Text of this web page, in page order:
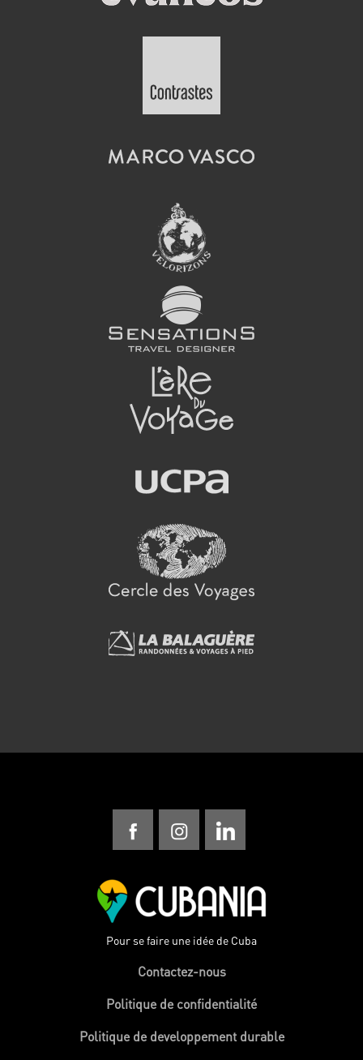
Pour se faire une idée de Cuba
Contactez-nous
Politique de confidentialité
Politique de developpement durable